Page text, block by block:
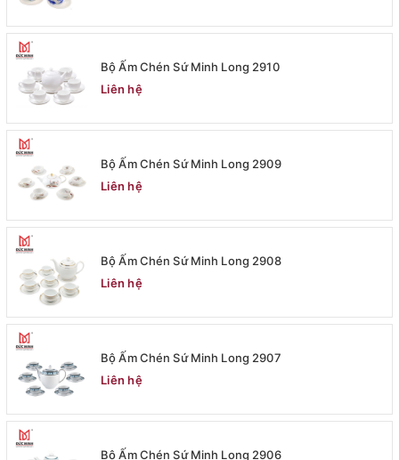
Bộ Ấm Chén Sứ Minh Long 2910
Liên hệ
Bộ Ấm Chén Sứ Minh Long 2909
Liên hệ
Bộ Ấm Chén Sứ Minh Long 2908
Liên hệ
Bộ Ấm Chén Sứ Minh Long 2907
Liên hệ
Bộ Ấm Chén Sứ Minh Long 2906